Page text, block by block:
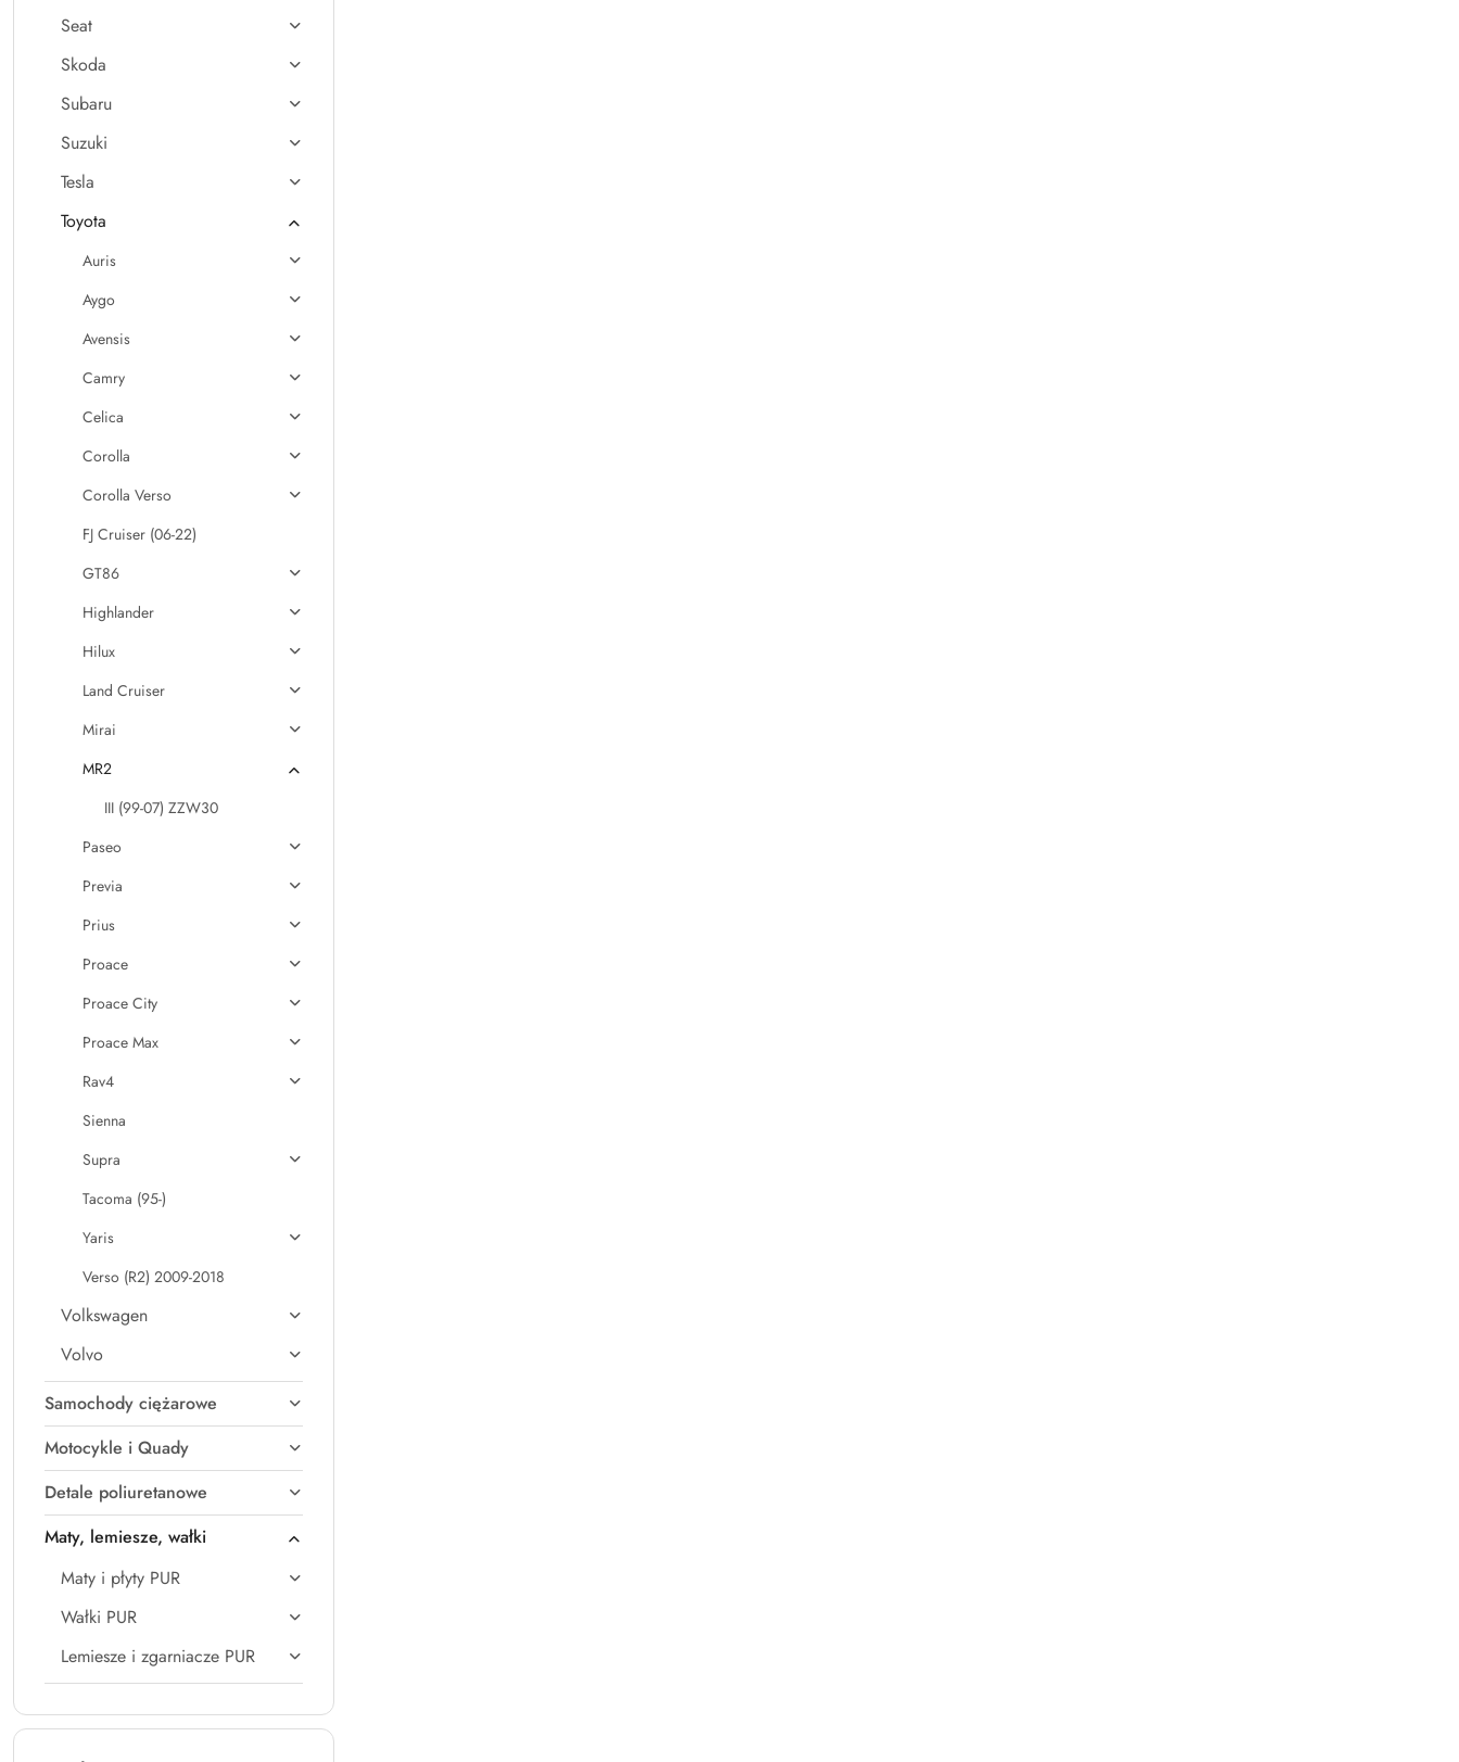
Seat
Skoda
Subaru
Suzuki
Tesla
Toyota
Auris
Aygo
Avensis
Camry
Celica
Corolla
Corolla Verso
FJ Cruiser (06-22)
GT86
Highlander
Hilux
Land Cruiser
Mirai
MR2
III (99-07) ZZW30
Paseo
Previa
Prius
Proace
Proace City
Proace Max
Rav4
Sienna
Supra
Tacoma (95-)
Yaris
Verso (R2) 2009-2018
Volkswagen
Volvo
Samochody ciężarowe
Motocykle i Quady
Detale poliuretanowe
Maty, lemiesze, wałki
Maty i płyty PUR
Wałki PUR
Lemiesze i zgarniacze PUR